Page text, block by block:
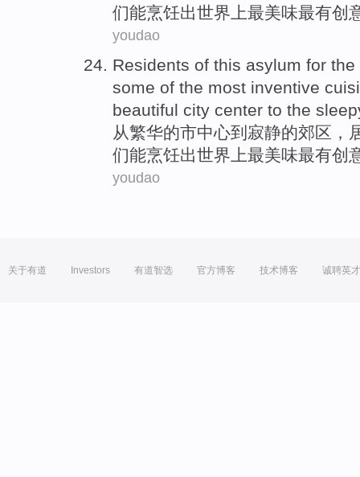
们能烹饪出世界上最美味最有创
youdao
Residents of this asylum for the
some of the most inventive
beautiful city center to the
从繁华的市中心到 寂静的郊区 ，
们能烹饪出世界上最美味最有创
youdao
关于有道 Investors 有道智选 官方博客 技术博客 诚聘英才